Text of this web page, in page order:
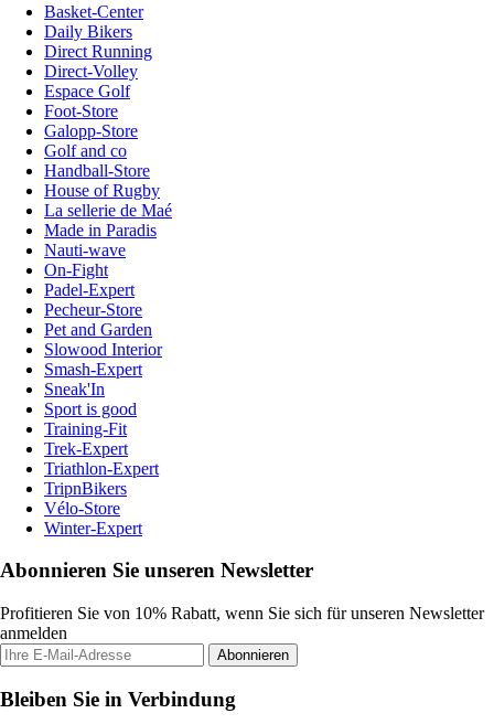
Basket-Center
Daily Bikers
Direct Running
Direct-Volley
Espace Golf
Foot-Store
Galopp-Store
Golf and co
Handball-Store
House of Rugby
La sellerie de Maé
Made in Paradis
Nauti-wave
On-Fight
Padel-Expert
Pecheur-Store
Pet and Garden
Slowood Interior
Smash-Expert
Sneak'In
Sport is good
Training-Fit
Trek-Expert
Triathlon-Expert
TripnBikers
Vélo-Store
Winter-Expert
Abonnieren Sie unseren Newsletter
Profitieren Sie von 10% Rabatt, wenn Sie sich für unseren Newsletter
anmelden
Abonnieren
Bleiben Sie in Verbindung